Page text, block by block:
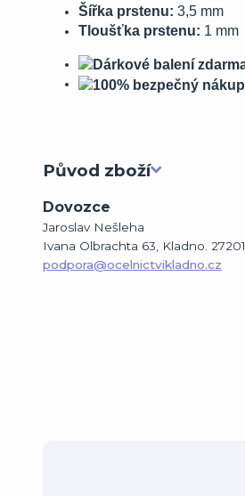
Šířka prstenu: 3,5 mm
Tloušťka prstenu: 1 mm
Původ zboží
Dovozce
Jaroslav Nešleha
Ivana Olbrachta 63, Kladno. 27201
podpora@ocelnictvikladno.cz